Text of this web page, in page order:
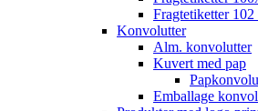
Fragtetiketter
Konvolutter
Alm. konvolutter
Kuvert med pap
Emballage